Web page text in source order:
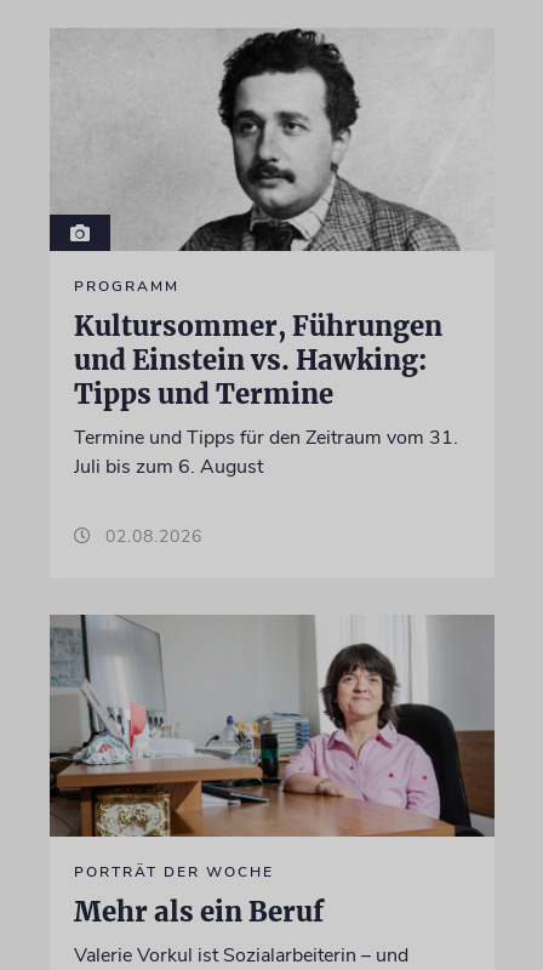
PROGRAMM
Kultursommer, Führungen
und Einstein vs. Hawking:
Tipps und Termine
Termine und Tipps für den Zeitraum vom 31.
Juli bis zum 6. August
02.08.2026
PORTRÄT DER WOCHE
Mehr als ein Beruf
Valerie Vorkul ist Sozialarbeiterin – und